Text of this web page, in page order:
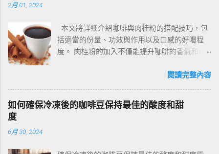
2月 01, 2024
本文將詳細介紹咖啡與肉桂粉的搭配技巧，包
括適當的份量、功效與作用以及口感的好喝程
度。 肉桂粉的加入不僅能提升咖啡的香氣和口
醇。 讓我們一起來了解如何讓咖啡加肉桂粉更
量建議：依個人口味，通常情況下，每杯咖啡
加入1/2到1茶匙的肉桂粉為宜。 搭配技巧：建
閱讀完整內容
如何確保冷凍後的咖啡豆保持最佳的酸度和甜
度
6月 30, 2024